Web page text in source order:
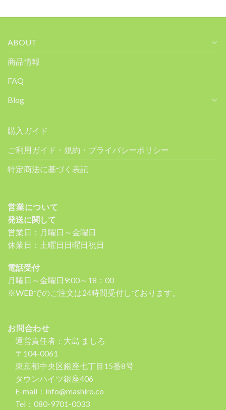
ABOUT
商品情報
FAQ
Blog
購入ガイド
ご利用ガイド・規約・プライバシーポリシー
特定商法に基づく表記
営業について
発送に関して
営業日：月曜日～金曜日
休業日：土曜日日曜日祝日
電話受付
月曜日～金曜日9:00～18：00
※WEBでのご注文は24時間受付しております。
お問合わせ
運営責任者：大島 ましろ
〒104-0061
東京都中央区銀座七丁目15番8号
タウンハイツ銀座406
E-mail：info@mashiro.co
Tel：080-9701-0033